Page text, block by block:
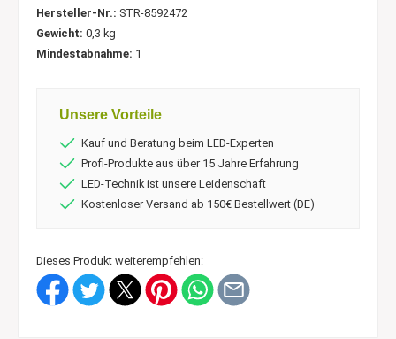
Hersteller-Nr.: STR-8592472
Gewicht: 0,3 kg
Mindestabnahme: 1
Unsere Vorteile
Kauf und Beratung beim LED-Experten
Profi-Produkte aus über 15 Jahre Erfahrung
LED-Technik ist unsere Leidenschaft
Kostenloser Versand ab 150€ Bestellwert (DE)
Dieses Produkt weiterempfehlen: